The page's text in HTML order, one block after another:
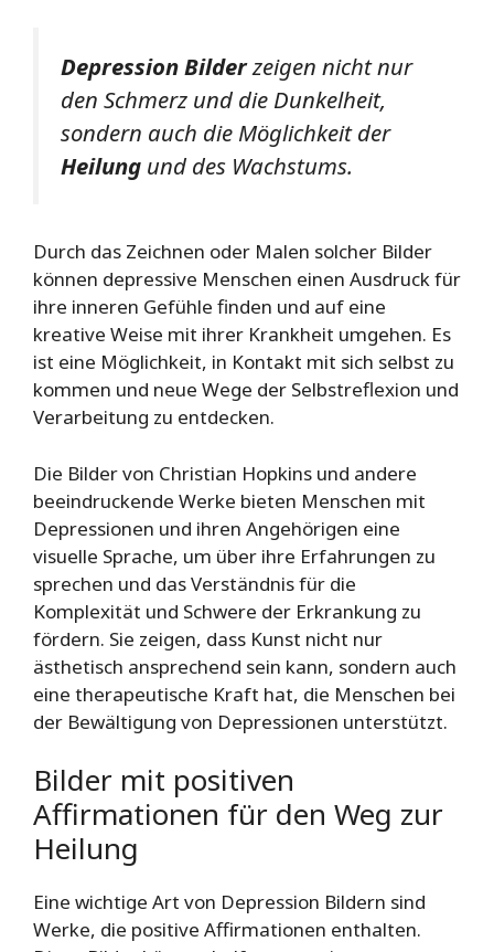
Depression Bilderzeigen nicht nur
den Schmerz und die Dunkelheit,
sondern auch die Möglichkeit der
Heilung und des Wachstums.
Durch das Zeichnen oder Malen solcher Bilder
können depressive Menschen einen Ausdruck für
ihre inneren Gefühle finden und auf eine
kreative Weise mit ihrer Krankheit umgehen. Es
ist eine Möglichkeit, in Kontakt mit sich selbst zu
kommen und neue Wege der Selbstreflexion und
Verarbeitung zu entdecken.
Die Bilder von Christian Hopkins und andere
beeindruckende Werke bieten Menschen mit
Depressionen und ihren Angehörigen eine
visuelle Sprache, um über ihre Erfahrungen zu
sprechen und das Verständnis für die
Komplexität und Schwere der Erkrankung zu
fördern. Sie zeigen, dass Kunst nicht nur
ästhetisch ansprechend sein kann, sondern auch
eine therapeutische Kraft hat, die Menschen bei
der Bewältigung von Depressionen unterstützt.
Bilder mit positiven
Affirmationen für den Weg zur
Heilung
Eine wichtige Art von Depression Bildern sind
Werke, die positive Affirmationen enthalten.